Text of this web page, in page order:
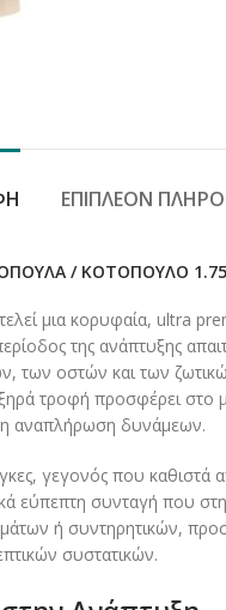
ΕΠΙΠΛΈΟΝ
/ ΚΟΤΌΠΟΥΛΟ
μια κορυφαία, ultra
της ανάπτυξης
των οστών και των
τροφή προσφέρει στο
αναπλήρωση δυνάμεων.
γεγονός που
εύπεπτη συνταγή που
ή συντηρητικών,
συστατικών.